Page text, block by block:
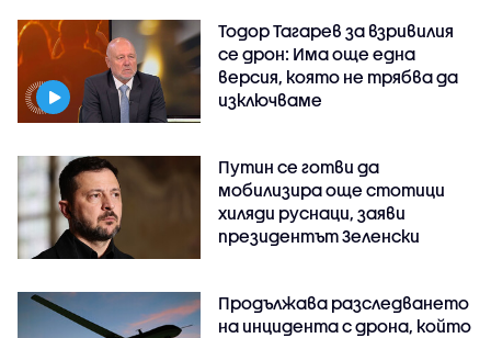
Тодор Тагарев за взривилия
се дрон: Има още една
версия, която не трябва да
изключваме
Путин се готви да
мобилизира още стотици
хиляди руснаци, заяви
президентът Зеленски
Продължава разследването
на инцидента с дрона, който